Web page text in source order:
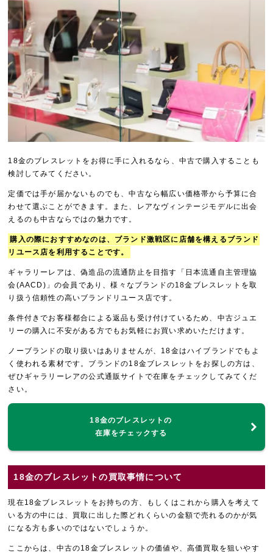
18金のブレスレットをお得に手に入れるなら、中古で購入することも
検討してみてください。
定価では手が届かないものでも、中古なら幅広い価格帯から予算に合
わせて選ぶことができます。また、レアなヴィンテージモデルに出会
えるのも中古ならではの魅力です。
購入の際におすすめなのは、ブランド激戦区に店舗を構えるブランド
リユース店を利用することです。
ギャラリーレアは、偽造品の流通防止を目指す「日本流通自主管理協
会(AACD)」の会員であり、様々なブランドの18金ブレスレットを取
り扱う信頼性の高いブランドリユース店です。
条件付きでお客様都合による返品も受け付けているため、中古ジュエ
リーの購入に不安がある方でもお気軽にお買い求めいただけます。
ノーブランドの取り扱いはありませんが、18金はハイブランドでもよ
く使われる素材です。ブランドの18金ブレスレットをお探しの方は、
ぜひギャラリーレアの公式通販サイトで在庫をチェックしてみてくだ
さい。
18金のブレスレットの
在庫をチェックする
18金のブレスレットの買取事情について
現在18金ブレスレットをお持ちの方、もしくはこれから購入を考えて
いる方の中には、買取に出した際どれくらいの金額で売れるのかが気
になる方も多いのではないでしょうか。
ここからは、中古の18金ブレスレットの価値や、高価買取を狙いやす